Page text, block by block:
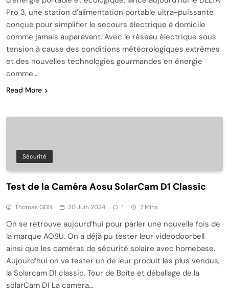
Pro 3, une station d’alimentation portable ultra-puissante
conçue pour simplifier le secours électrique à domicile
comme jamais auparavant. Avec le réseau électrique sous
tension à cause des conditions météorologiques extrêmes
et des nouvelles technologies gourmandes en énergie
comme…
Read More
Sécurité
Test de la Caméra Aosu SolarCam D1 Classic
Thomas GDN 20 Juin 2024 1 7 Mins
On se retrouve aujourd’hui pour parler une nouvelle fois de
la marque AOSU. On a déjà pu tester leur videodoorbell
ainsi que les caméras de sécurité solaire avec homebase.
Aujourd’hui on va tester un de leur produit les plus vendus,
la Solarcam D1 classic. Tour de Boîte et déballage de la
solarCam D1 La caméra…